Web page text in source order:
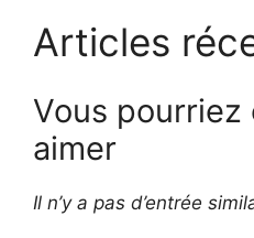
Articles
Vous pourriez
aimer
Il n’y a pas d’entrée